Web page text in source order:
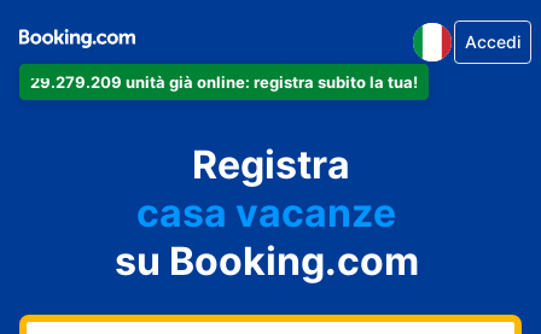
29.279.209 unità già online: registra subito la tua!
Accedi
Registra
il tuo appartamento
il tuo hotel
casa vacanze
la tua guest house
il tuo B&B
su Booking.com